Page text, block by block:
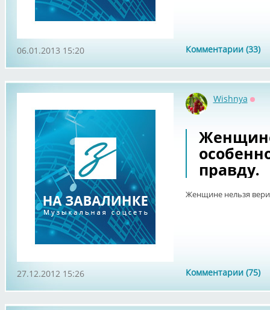
Комментарии (33)
06.01.2013 15:20
Wishnya
правду.
Женщине нельзя
Комментарии (75)
27.12.2012 15:26